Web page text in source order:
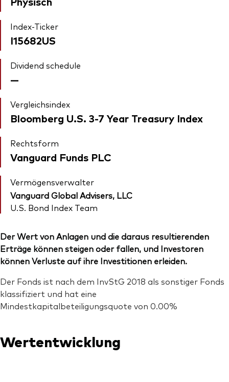
Index-Ticker
I15682US
Dividend schedule
—
Vergleichsindex
Bloomberg U.S. 3-7 Year Treasury Index
Rechtsform
Vanguard Funds PLC
Vermögensverwalter
Vanguard Global Advisers, LLC
U.S. Bond Index Team
Der Wert von Anlagen und die daraus resultierenden
Erträge können steigen oder fallen, und Investoren
können Verluste auf ihre Investitionen erleiden.
Der Fonds ist nach dem InvStG 2018 als sonstiger Fonds
klassifiziert und hat eine
Mindestkapitalbeteiligungsquote von 0.00%
Wertentwicklung